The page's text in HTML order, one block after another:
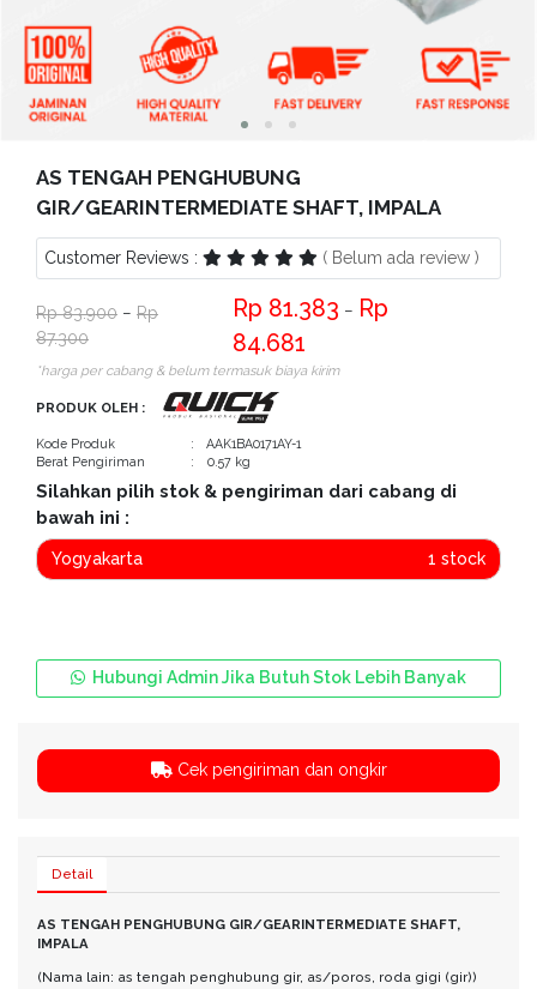
Kritik
Saran
AS TENGAH PENGHUBUNG
GIR/GEARINTERMEDIATE SHAFT, IMPALA
Customer Reviews : ( Belum ada review )
83.900 −
87.300
81.383 −
84.681
*harga per cabang & belum termasuk biaya kirim
PRODUK OLEH :
Kode Produk
: AAK1BA0171AY-1
Berat Pengiriman
: 0.57 kg
Silahkan pilih stok & pengiriman dari cabang di
bawah ini :
Yogyakarta 1 stock
Hubungi Admin Jika Butuh Stok Lebih Banyak
Cek pengiriman dan ongkir
Detail
AS TENGAH PENGHUBUNG GIR/GEARINTERMEDIATE SHAFT,
IMPALA
(Nama lain: as tengah penghubung gir, as/poros, roda gigi (gir))